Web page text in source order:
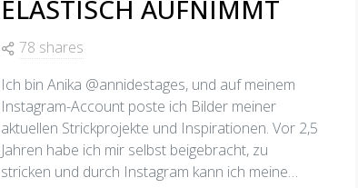
ELASTISCH AUFNIMMT
78 shares
Ich bin Anika @annidestages, und auf meinem
Instagram-Account poste ich Bilder meiner
aktuellen Strickprojekte und Inspirationen. Vor 2,5
Jahren habe ich mir selbst beigebracht, zu
stricken und durch Instagram kann ich meine…